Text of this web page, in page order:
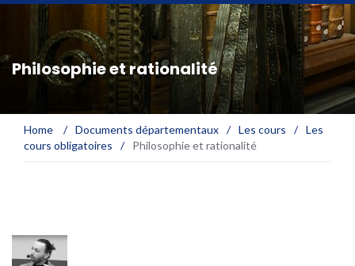
Philosophie et rationalité
Home / Documents départementaux / Les cours / Les
cours obligatoires
/ Philosophie et rationalité